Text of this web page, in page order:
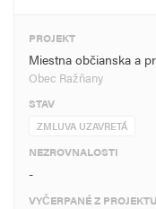
PROJEKT
Miestna občianska a
Obec Ražňany
STAV
ZMLUVA UZAVRETÁ
NEZROVNALOSTI
-
VYČERPANÉ Z PROJEKTU